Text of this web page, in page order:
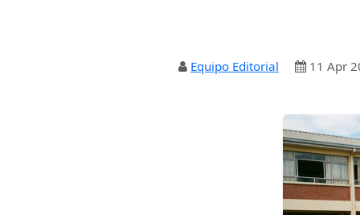
Equipo Editorial 11 Apr